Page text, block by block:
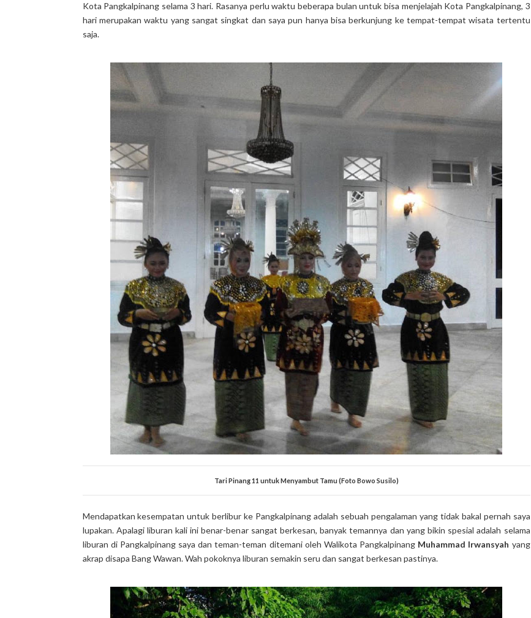
Kota Pangkalpinang selama 3 hari. Rasanya perlu waktu beberapa bulan untuk bisa menjelajah Kota Pangkalpinang, 3
hari merupakan waktu yang sangat singkat dan saya pun hanya bisa berkunjung ke tempat-tempat wisata tertentu
saja.
Tari Pinang 11 untuk Menyambut Tamu (Foto Bowo Susilo)
Mendapatkan kesempatan untuk berlibur ke Pangkalpinang adalah sebuah pengalaman yang tidak bakal pernah saya
lupakan. Apalagi liburan kali ini benar-benar sangat berkesan, banyak temannya dan yang bikin spesial adalah selama
liburan di Pangkalpinang saya dan teman-teman ditemani oleh Walikota Pangkalpinang Muhammad Irwansyah yang
akrap disapa Bang Wawan. Wah pokoknya liburan semakin seru dan sangat berkesan pastinya.